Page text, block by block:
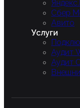
Сбер
Авито
Услуги
Аудит
Аудит